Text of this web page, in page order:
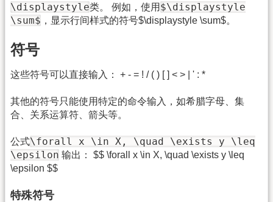
\displaystyle类。 例如，使用 $\displaystyle
\sum$ ，显示行间样式的符号$\displaystyle \sum$。
符号
这些符号可以直接输入： + - = ! / ( ) [ ] < > | ' : *
其他的符号只能使用特定的命令输入，如希腊字母、集
合、关系运算符、箭头等。
公式\forall x \in X, \quad \exists y \leq
\epsilon 输出： $$ \forall x \in X, \quad \exists y \leq
\epsilon $$
特殊符号